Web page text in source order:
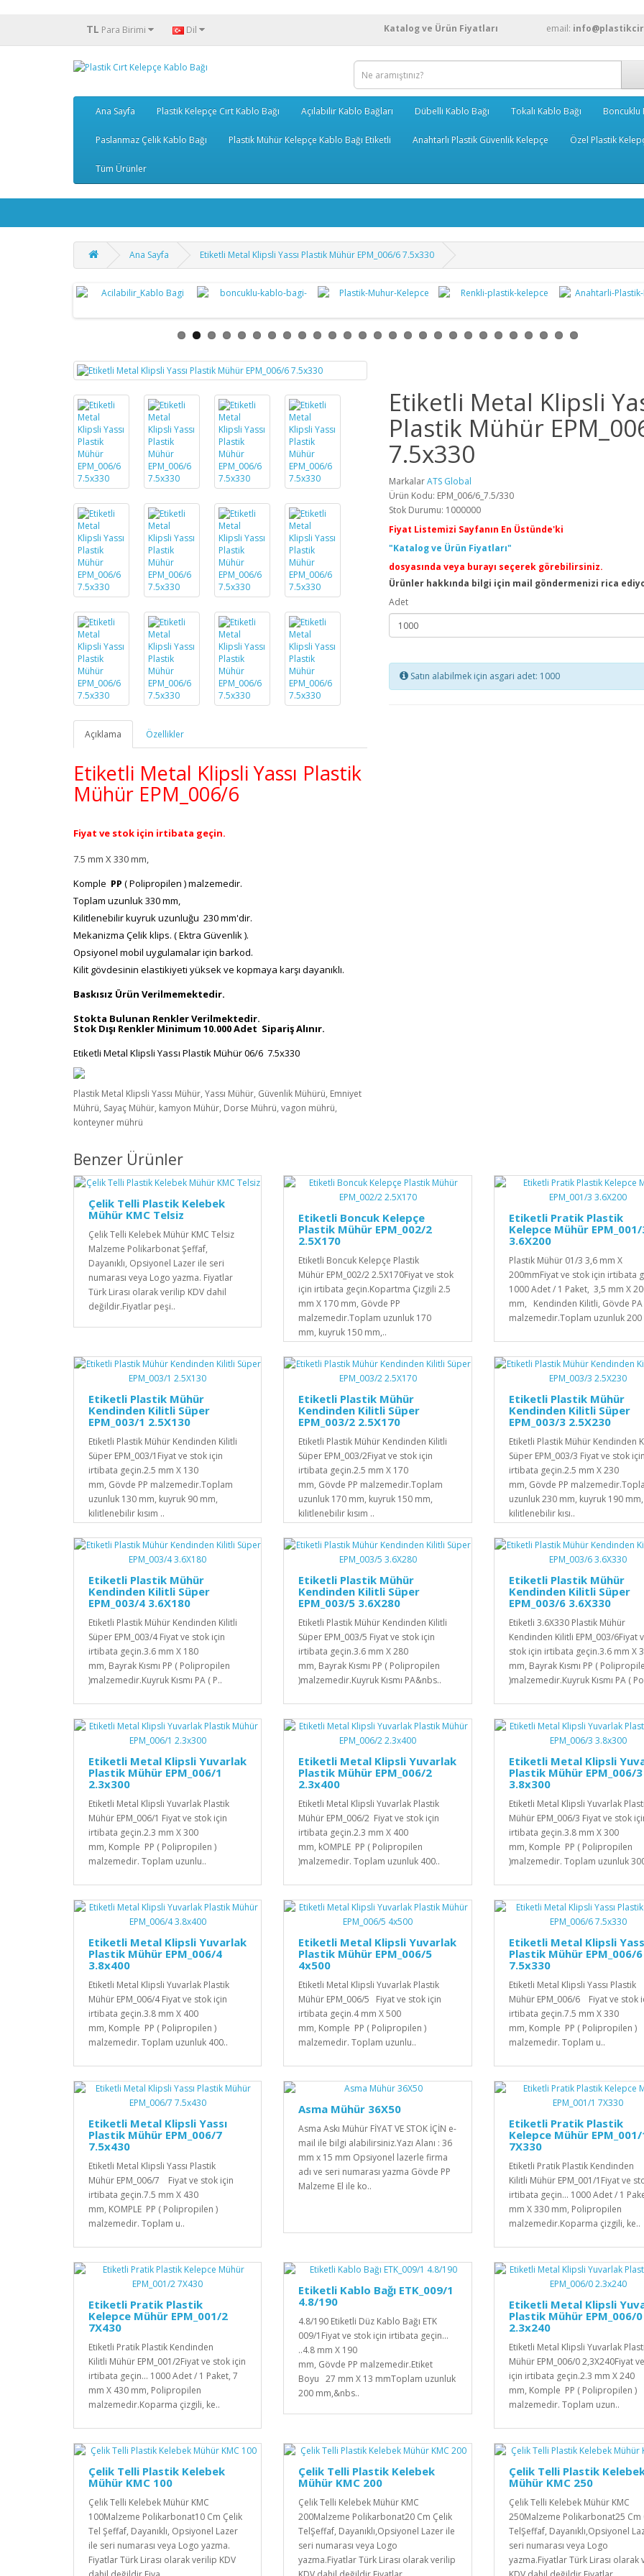
TL Para Birimi Dil Katalog ve Ürün Fiyatları email:
Ana Sayfa Plastik Kelepçe Cırt Kablo Bağı Açılabilir Kablo Bağları Dübelli Kablo Bağı Tokalı Kablo Bağı Boncuklu
Paslanmaz Çelik Kablo Bağı Plastik Mühür Kelepçe Kablo Bağı Etiketli Anahtarlı Plastik Güvenlik Kelepçe Özel Plastik
Tüm Ürünler
Ana Sayfa Etiketli Metal Klipsli Yassı Plastik Mühür EPM_006/6 7.5x330
Açıklama Özellikler
Etiketli Metal Klipsli Yassı Plastik
Mühür EPM_ 006/6
Fiyat ve stok için irtibata geçin.
7.5 mm X 330 mm,
Komple PP ( Polipropilen ) malzemedir.
Toplam uzunluk 330 mm,
Kilitlenebilir kuyruk uzunluğu 230 mm'dir.
Mekanizma Çelik klips. ( Ektra Güvenlik ).
Opsiyonel mobil uygulamalar için barkod.
Kilit gövdesinin elastikiyeti yüksek ve kopmaya karşı dayanıklı.
Baskısız Ürün Verilmemektedir.
Stokta Bulunan Renkler Verilmektedir.
Stok Dışı Renkler Minimum 10.000 Adet Sipariş Alınır.
Etiketli Metal Klipsli Yassı Plastik Mühür 06/6 7.5x330
Plastik Metal Klipsli Yassı Mühür, Yassı Mühür, Güvenlik Mühürü, Emniyet
Mührü, Sayaç Mühür, kamyon Mühür, Dorse Mührü, vagon mührü,
konteyner mührü
Etiketli Metal Klipsli
Plastik Mühür
7.5x330
MarkalarATS Global
Ürün Kodu: EPM_006/6_7.5/330
Stok Durumu: 1000000
Fiyat Listemizi Sayfanın En Üstünde'ki
"Katalog ve Ürün Fiyatları"
dosyasında veya burayı seçerek görebilirsiniz.
Ürünler hakkında bilgi için mail göndermenizi rica
Adet
Satın alabilmek için asgari adet: 1000
Benzer Ürünler
Çelik Telli Plastik Kelebek
Mühür KMC Telsiz
Çelik Telli Kelebek Mühür KMC Telsiz
Malzeme Polikarbonat Şeffaf,
Dayanıklı, Opsiyonel Lazer ile seri
numarası veya Logo yazma. Fiyatlar
Türk Lirası olarak verilip KDV dahil
değildir.Fiyatlar peşi..
Etiketli Boncuk Kelepçe
Plastik Mühür EPM_002/2
2.5X170
Etiketli Boncuk Kelepçe Plastik
Mühür EPM_002/2 2.5X170Fiyat ve stok
için irtibata geçin.Kopartma Çizgili 2.5
mm X 170 mm, Gövde PP
malzemedir.Toplam uzunluk 170
mm, kuyruk 150 mm,..
Etiketli Pratik Plastik
Kelepce Mühür
3.6X200
Plastik Mühür 01/3 3,6 mm X
200mmFiyat ve stok için irtibata
1000 Adet / 1 Paket, 3,5 mm X
mm, Kendinden Kilitli, Gövde PA
malzemedir.Toplam uzunluk 200
Etiketli Plastik Mühür
Kendinden Kilitli Süper
EPM_003/1 2.5X130
Etiketli Plastik Mühür Kendinden Kilitli
Süper EPM_003/1Fiyat ve stok için
irtibata geçin.2.5 mm X 130
mm, Gövde PP malzemedir.Toplam
uzunluk 130 mm, kuyruk 90 mm,
kilitlenebilir kısım ..
Etiketli Plastik Mühür
Kendinden Kilitli Süper
EPM_003/2 2.5X170
Etiketli Plastik Mühür Kendinden Kilitli
Süper EPM_003/2Fiyat ve stok için
irtibata geçin.2.5 mm X 170
mm, Gövde PP malzemedir.Toplam
uzunluk 170 mm, kuyruk 150 mm,
kilitlenebilir kısım ..
Etiketli Plastik Mühür
Kendinden Kilitli Süper
EPM_003/3 2.5X230
Etiketli Plastik Mühür Kendinden
Süper EPM_003/3 Fiyat ve stok için
irtibata geçin.2.5 mm X 230
mm, Gövde PP
uzunluk 230 mm, kuyruk 190 mm,
kilitlenebilir kısı..
Etiketli Plastik Mühür
Kendinden Kilitli Süper
EPM_003/4 3.6X180
Etiketli Plastik Mühür Kendinden Kilitli
Süper EPM_003/4 Fiyat ve stok için
irtibata geçin.3.6 mm X 180
mm, Bayrak Kısmı PP ( Polipropilen
)malzemedir.Kuyruk Kısmı PA ( P..
Etiketli Plastik Mühür
Kendinden Kilitli Süper
EPM_003/5 3.6X280
Etiketli Plastik Mühür Kendinden Kilitli
Süper EPM_003/5 Fiyat ve stok için
irtibata geçin.3.6 mm X 280
mm, Bayrak Kısmı PP ( Polipropilen
)malzemedir.Kuyruk Kısmı PA&nbs..
Etiketli Plastik Mühür
Kendinden Kilitli Süper
EPM_003/6 3.6X330
Etiketli 3.6X330 Plastik Mühür
Kendinden Kilitli EPM_003/6Fiyat
stok için irtibata geçin.3.6 mm X
mm, Bayrak Kısmı PP (
)malzemedir.Kuyruk Kısmı PA (
Etiketli Metal Klipsli Yuvarlak
Plastik Mühür EPM_006/1
2.3x300
Etiketli Metal Klipsli Yuvarlak Plastik
Mühür EPM_006/1 Fiyat ve stok için
irtibata geçin.2.3 mm X 300
mm, Komple PP ( Polipropilen )
malzemedir. Toplam uzunlu..
Etiketli Metal Klipsli Yuvarlak
Plastik Mühür EPM_006/2
2.3x400
Etiketli Metal Klipsli Yuvarlak Plastik
Mühür EPM_006/2 Fiyat ve stok için
irtibata geçin.2.3 mm X 400
mm, kOMPLE PP ( Polipropilen
)malzemedir. Toplam uzunluk 400..
Etiketli Metal Klipsli
Plastik Mühür EPM_006/3
3.8x300
Etiketli Metal Klipsli Yuvarlak
Mühür EPM_006/3 Fiyat ve stok
irtibata geçin.3.8 mm X 300
mm, Komple PP ( Polipropilen
)malzemedir. Toplam uzunluk
Etiketli Metal Klipsli Yuvarlak
Plastik Mühür EPM_006/4
3.8x400
Etiketli Metal Klipsli Yuvarlak Plastik
Mühür EPM_006/4 Fiyat ve stok için
irtibata geçin.3.8 mm X 400
mm, Komple PP ( Polipropilen )
malzemedir. Toplam uzunluk 400..
Etiketli Metal Klipsli Yuvarlak
Plastik Mühür EPM_006/5
4x500
Etiketli Metal Klipsli Yuvarlak Plastik
Mühür EPM_006/5 Fiyat ve stok için
irtibata geçin.4 mm X 500
mm, Komple PP ( Polipropilen )
malzemedir. Toplam uzunlu..
Etiketli Metal Klipsli
Plastik Mühür EPM_006/6
7.5x330
Etiketli Metal Klipsli Yassı Plastik
Mühür EPM_006/6 Fiyat ve stok
irtibata geçin.7.5 mm X 330
mm, Komple PP ( Polipropilen )
malzemedir. Toplam u..
Etiketli Metal Klipsli Yassı
Plastik Mühür EPM_006/7
7.5x430
Etiketli Metal Klipsli Yassı Plastik
Mühür EPM_006/7 Fiyat ve stok için
irtibata geçin.7.5 mm X 430
mm, KOMPLE PP ( Polipropilen )
malzemedir. Toplam u..
Asma Mühür 36X50
Asma Askı Mühür FİYAT VE STOK İÇİN e-
mail ile bilgi alabilirsiniz.Yazı Alanı : 36
mm x 15 mm Opsiyonel lazerle firma
adı ve seri numarası yazma Gövde PP
Malzeme El ile ko..
Etiketli Pratik Plastik
Kelepce Mühür EPM_001/
7X330
Etiketli Pratik Plastik Kendinden
Kilitli Mühür EPM_001/1Fiyat ve
irtibata geçin... 1000 Adet / 1
mm X 330 mm, Polipropilen
malzemedir. Koparma çizgili, ke..
Etiketli Pratik Plastik
Kelepce Mühür EPM_001/2
7X430
Etiketli Pratik Plastik Kendinden
Kilitli Mühür EPM_001/2Fiyat ve stok için
irtibata geçin... 1000 Adet / 1 Paket, 7
mm X 430 mm, Polipropilen
malzemedir. Koparma çizgili, ke..
Etiketli Kablo Bağı ETK_009/1
4.8/190
4.8/190 Etiketli Düz Kablo Bağı ETK
009/1Fiyat ve stok için irtibata geçin...
..4.8 mm X 190
mm, Gövde PP malzemedir.Etiket
Boyu 27 mm X 13 mmToplam uzunluk
200 mm,&nbs..
Etiketli Metal Klipsli
Plastik Mühür EPM_006/0
2.3x240
Etiketli Metal Klipsli Yuvarlak
Mühür EPM_006/0 2,3X240Fiyat
için irtibata geçin.2.3 mm X 240
mm, Komple PP ( Polipropilen )
malzemedir. Toplam uzun..
Çelik Telli Plastik Kelebek
Mühür KMC 100
Çelik Telli Kelebek Mühür KMC
100Malzeme Polikarbonat10 Cm Çelik
Tel Şeffaf, Dayanıklı, Opsiyonel Lazer
ile seri numarası veya Logo yazma.
Fiyatlar Türk Lirası olarak verilip KDV
Çelik Telli Plastik Kelebek
Mühür KMC 200
Çelik Telli Kelebek Mühür KMC
200Malzeme Polikarbonat20 Cm Çelik
TelŞeffaf, Dayanıklı,Opsiyonel Lazer ile
seri numarası veya Logo
yazma.Fiyatlar Türk Lirası olarak verilip
Çelik Telli Plastik
Mühür KMC 250
Çelik Telli Kelebek Mühür KMC
250Malzeme Polikarbonat25 Cm
TelŞeffaf, Dayanıklı,Opsiyonel
seri numarası veya Logo
yazma.Fiyatlar Türk Lirası olarak